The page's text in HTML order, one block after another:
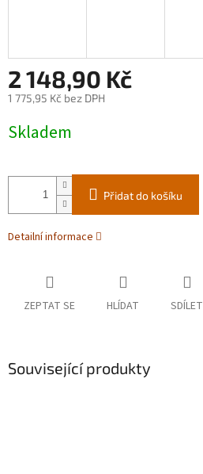
2 148,90 Kč
1 775,95 Kč bez DPH
cena:
Skladem
Přidat do košíku
Detailní informace
ZEPTAT SE HLÍDAT SDÍLET
Související produkty